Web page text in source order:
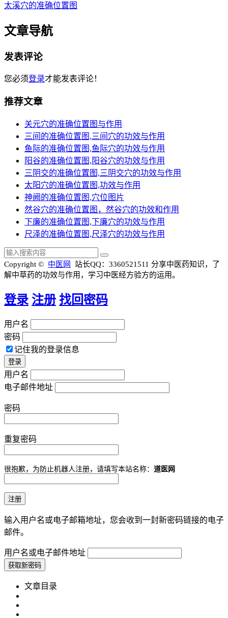
太溪穴的准确位置图
文章导航
发表评论
您必须登录才能发表评论！
推荐文章
关元穴的准确位置图与作用
三间的准确位置图,三间穴的功效与作用
鱼际的准确位置图,鱼际穴的功效与作用
阳谷的准确位置图,阳谷穴的功效与作用
三阴交的准确位置图,三阴交穴的功效与作用
太阳穴的准确位置图,功效与作用
神阙的准确位置图,穴位图片
然谷穴的准确位置图，然谷穴的功效和作用
下廉的准确位置图,下廉穴的功效与作用
尺泽的准确位置图,尺泽穴的功效与作用
Copyright © 中医网 站长QQ：3360521511 分享中医药知识，了
解中草药的功效与作用，学习中医经方验方的运用。
登录 注册 找回密码
用户名
密码
记住我的登录信息
用户名
电子邮件地址
密码
重复密码
很抱歉，为防止机器人注册，请填写本站名称： 道医网
输入用户名或电子邮箱地址，您会收到一封新密码链接的电子
邮件。
用户名或电子邮件地址
文章目录